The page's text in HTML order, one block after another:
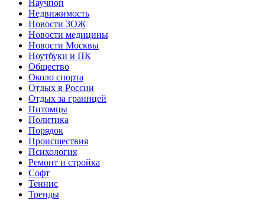
Научпоп
Недвижимость
Новости ЗОЖ
Новости медицины
Новости Москвы
Ноутбуки и ПК
Общество
Около спорта
Отдых в России
Отдых за границей
Питомцы
Политика
Порядок
Происшествия
Психология
Ремонт и стройка
Софт
Теннис
Тренды